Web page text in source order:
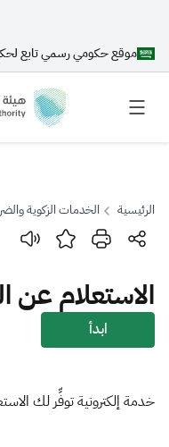
موقع حكومي رسمي تابع
بحث
بحث بحث AI
الزكاة الجمارك
الرئيسية الخدمات الزكوية
الاستعلام عن
ابدأ
خدمة إلكترونية توفِّر لك